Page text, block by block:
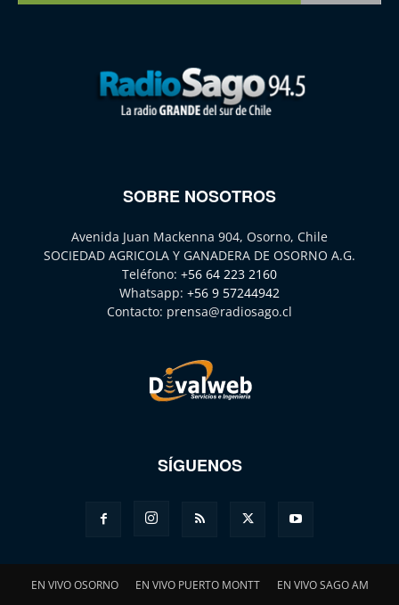
SOBRE NOSOTROS
Avenida Juan Mackenna 904, Osorno, Chile
SOCIEDAD AGRICOLA Y GANADERA DE OSORNO A.G.
Teléfono: +56 64 223 2160
Whatsapp: +56 9 57244942
Contacto: prensa@radiosago.cl
SÍGUENOS
EN VIVO OSORNO EN VIVO PUERTO MONTT EN VIVO SAGO AM